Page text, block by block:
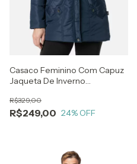
Casaco Feminino Com Capuz
Jaqueta De Inverno
R$249,00
R$329,00
24% OFF